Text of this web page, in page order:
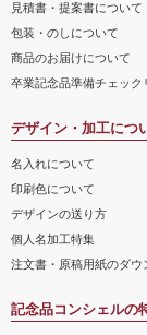
見積書・提案書について
包装・のしについて
商品のお届けについて
卒業記念品準備チェック
デザイン・加工につ
名入れについて
印刷色について
デザインの送り方
個人名加工特集
注文書・原稿用紙のダウ
記念品コンシェルの